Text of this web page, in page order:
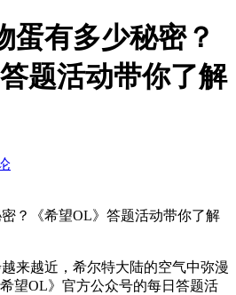
蛋有多少秘密？
题活动带你了解
？《希望OL》答题活动带你了解
来越近，希尔特大陆的空气中弥漫
望OL》官方公众号的每日答题活